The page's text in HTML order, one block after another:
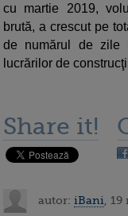
cu martie 2019,
brută, a crescut pe
de numărul de zile
lucrărilor de
Share it!
autor: iBani ,